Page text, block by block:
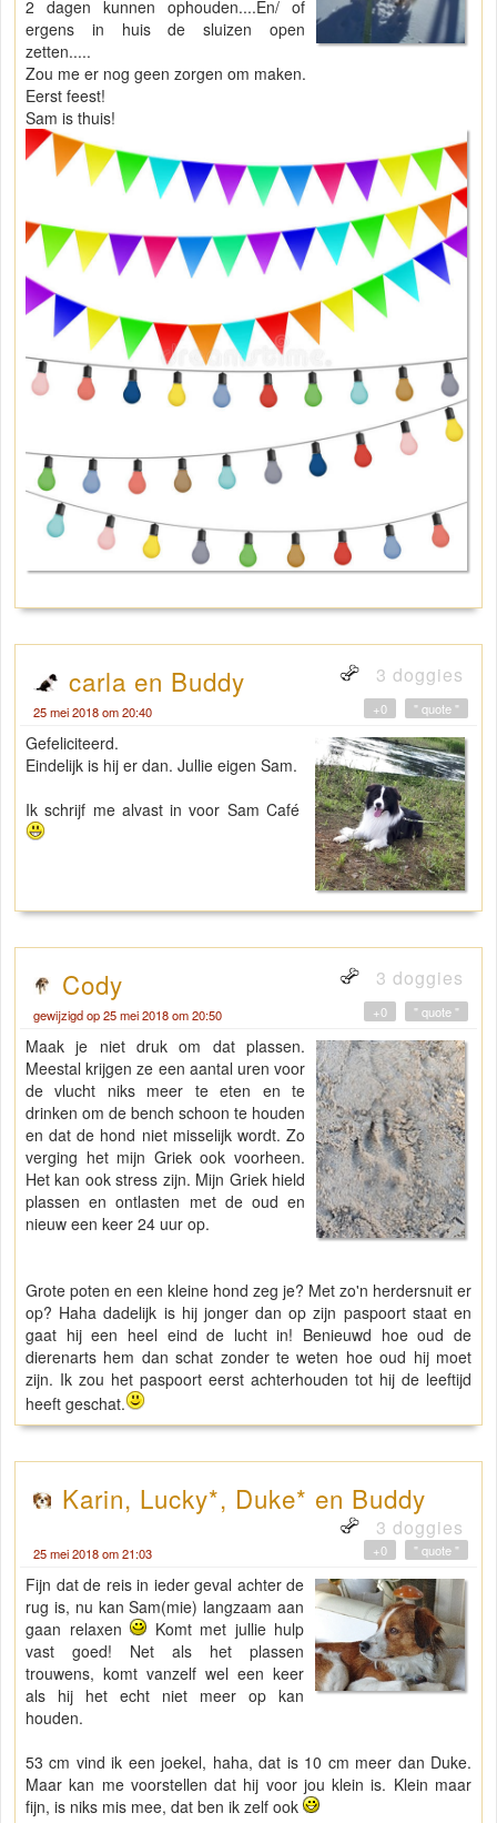
2 dagen kunnen ophouden....En/ of
ergens in huis de sluizen open
zetten.....
Zou me er nog geen zorgen om maken.
Eerst feest!
Sam is thuis!
carla en Buddy 3 doggies
25 mei 2018 om 20:40 " quote "
+0
Gefeliciteerd.
Eindelijk is hij er dan. Jullie eigen Sam.
Ik schrijf me alvast in voor Sam Café
Cody 3 doggies
gewijzigd op 25 mei 2018 om 20:50 " quote "
+0
Maak je niet druk om dat plassen.
Meestal krijgen ze een aantal uren voor
de vlucht niks meer te eten en te
drinken om de bench schoon te houden
en dat de hond niet misselijk wordt. Zo
verging het mijn Griek ook voorheen.
Het kan ook stress zijn. Mijn Griek hield
plassen en ontlasten met de oud en
nieuw een keer 24 uur op.
Grote poten en een kleine hond zeg je? Met zo'n herdersnuit er
op? Haha dadelijk is hij jonger dan op zijn paspoort staat en
gaat hij een heel eind de lucht in! Benieuwd hoe oud de
dierenarts hem dan schat zonder te weten hoe oud hij moet
zijn. Ik zou het paspoort eerst achterhouden tot hij de leeftijd
heeft geschat.
Karin, Lucky*, Duke* en Buddy
3 doggies
25 mei 2018 om 21:03 " quote "
+0
Fijn dat de reis in ieder geval achter de
rug is, nu kan Sam(mie) langzaam aan
gaan relaxen
Komt met jullie hulp
vast goed! Net als het plassen
trouwens, komt vanzelf wel een keer
als hij het echt niet meer op kan
houden.
53 cm vind ik een joekel, haha, dat is 10 cm meer dan Duke.
Maar kan me voorstellen dat hij voor jou klein is. Klein maar
fijn, is niks mis mee, dat ben ik zelf ook